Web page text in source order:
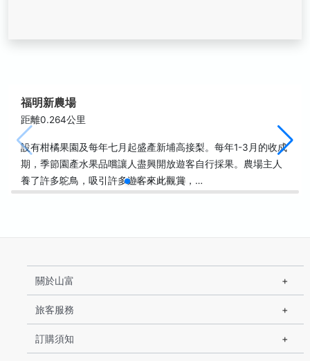
福明新農場
距離0.264公里
設有柑橘果園及每年七月起盛產新埔高接梨。每年1-3月的收成
期，季節園產水果品嚐讓人盡興開放遊客自行採果。農場主人
養了許多鴕鳥，吸引許多遊客來此觀賞，…
關於山富
旅客服務
訂購須知